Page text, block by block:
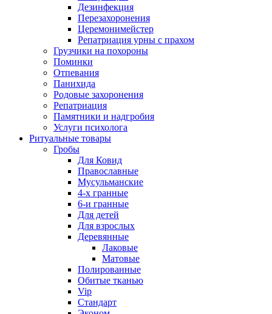
Дезинфекция
Перезахоронения
Церемонимейстер
Репатриация урны с прахом
Грузчики на похороны
Поминки
Отпевания
Панихида
Родовые захоронения
Репатриация
Памятники и надгробия
Услуги психолога
Ритуальные товары
Гробы
Для Ковид
Православные
Мусульманские
4-х гранные
6-и гранные
Для детей
Для взрослых
Деревянные
Лаковые
Матовые
Полированные
Обитые тканью
Vip
Стандарт